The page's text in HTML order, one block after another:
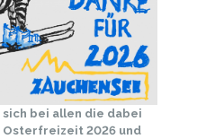
sich bei allen die dabei
2026 und